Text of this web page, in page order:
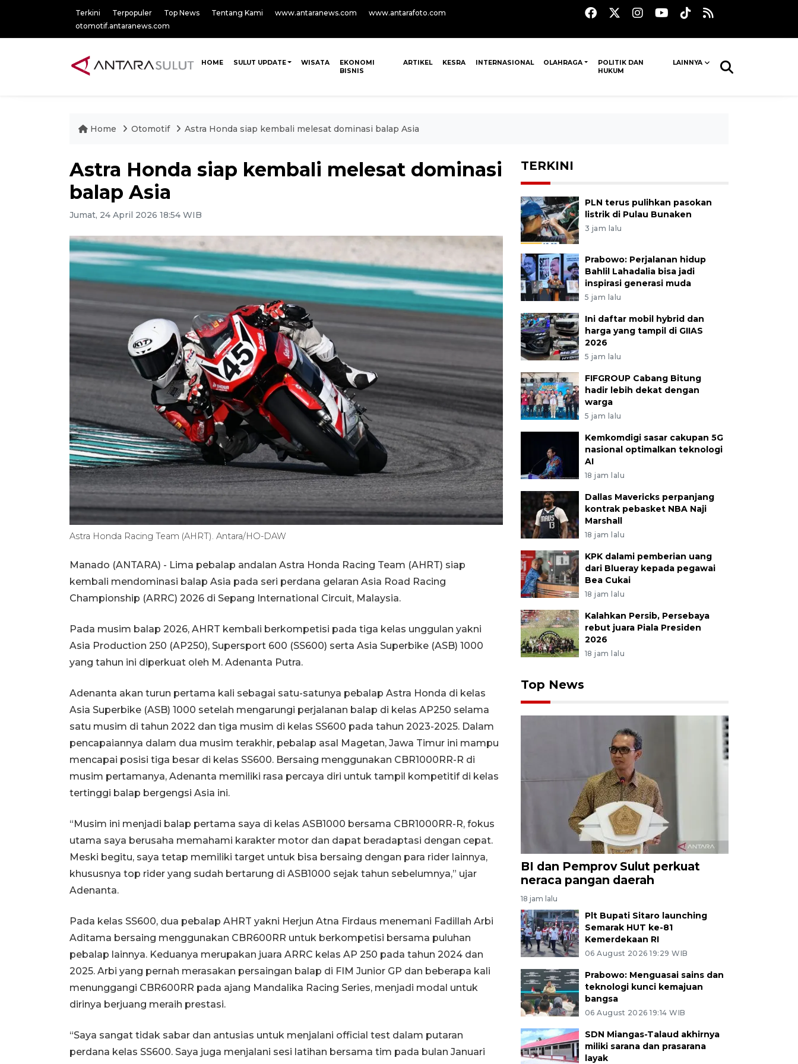
Terkini Terpopuler Top News Tentang Kami www.antaranews.com
www.antarafoto.com
otomotif.antaranews.com
HOME SULUT UPDATE WISATA
EKONOMI
BISNIS
ARTIKEL KESRA INTERNASIONAL OLAHRAGA
POLITIK DAN
HUKUM
LAINNYA
Home Otomotif Astra Honda siap kembali melesat dominasi balap Asia
Astra Honda siap kembali melesat dominasi
balap Asia
Jumat, 24 April 2026 18:54 WIB
Astra Honda Racing Team (AHRT). Antara/HO-DAW
Manado (ANTARA) - Lima pebalap andalan Astra Honda Racing Team (AHRT) siap
kembali mendominasi balap Asia pada seri perdana gelaran Asia Road Racing
Championship (ARRC) 2026 di Sepang International Circuit, Malaysia.
Pada musim balap 2026, AHRT kembali berkompetisi pada tiga kelas unggulan yakni
Asia Production 250 (AP250), Supersport 600 (SS600) serta Asia Superbike (ASB) 1000
yang tahun ini diperkuat oleh M. Adenanta Putra.
Adenanta akan turun pertama kali sebagai satu-satunya pebalap Astra Honda di kelas
Asia Superbike (ASB) 1000 setelah mengarungi perjalanan balap di kelas AP250 selama
satu musim di tahun 2022 dan tiga musim di kelas SS600 pada tahun 2023-2025. Dalam
pencapaiannya dalam dua musim terakhir, pebalap asal Magetan, Jawa Timur ini mampu
mencapai posisi tiga besar di kelas SS600. Bersaing menggunakan CBR1000RR-R di
musim pertamanya, Adenanta memiliki rasa percaya diri untuk tampil kompetitif di kelas
tertinggi balap bergengsi Asia ini.
“Musim ini menjadi balap pertama saya di kelas ASB1000 bersama CBR1000RR-R, fokus
utama saya berusaha memahami karakter motor dan dapat beradaptasi dengan cepat.
Meski begitu, saya tetap memiliki target untuk bisa bersaing dengan para rider lainnya,
khususnya top rider yang sudah bertarung di ASB1000 sejak tahun sebelumnya,” ujar
Adenanta.
Pada kelas SS600, dua pebalap AHRT yakni Herjun Atna Firdaus menemani Fadillah Arbi
Aditama bersaing menggunakan CBR600RR untuk berkompetisi bersama puluhan
pebalap lainnya. Keduanya merupakan juara ARRC kelas AP 250 pada tahun 2024 dan
2025. Arbi yang pernah merasakan persaingan balap di FIM Junior GP dan beberapa kali
menunggangi CBR600RR pada ajang Mandalika Racing Series, menjadi modal untuk
dirinya berjuang meraih prestasi.
“Saya sangat tidak sabar dan antusias untuk menjalani official test dalam putaran
perdana kelas SS600. Saya juga menjalani sesi latihan bersama tim pada bulan Januari
TERKINI
PLN terus pulihkan pasokan
listrik di Pulau Bunaken
3 jam lalu
Prabowo: Perjalanan hidup
Bahlil Lahadalia bisa jadi
inspirasi generasi muda
5 jam lalu
Ini daftar mobil hybrid dan
harga yang tampil di GIIAS
2026
5 jam lalu
FIFGROUP Cabang Bitung
hadir lebih dekat dengan
warga
5 jam lalu
Kemkomdigi sasar cakupan 5G
nasional optimalkan teknologi
AI
18 jam lalu
Dallas Mavericks perpanjang
kontrak pebasket NBA Naji
Marshall
18 jam lalu
KPK dalami pemberian uang
dari Blueray kepada pegawai
Bea Cukai
18 jam lalu
Kalahkan Persib, Persebaya
rebut juara Piala Presiden
2026
18 jam lalu
Top News
BI dan Pemprov Sulut perkuat
neraca pangan daerah
18 jam lalu
Plt Bupati Sitaro launching
Semarak HUT ke-81
Kemerdekaan RI
06 August 2026 19:29 WIB
Prabowo: Menguasai sains dan
teknologi kunci kemajuan
bangsa
06 August 2026 19:14 WIB
SDN Miangas-Talaud akhirnya
miliki sarana dan prasarana
layak